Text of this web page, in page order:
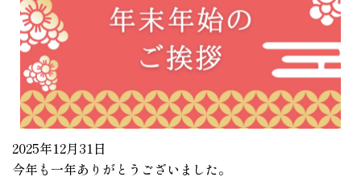
2025年12月31日
今年も一年ありがとうございました。